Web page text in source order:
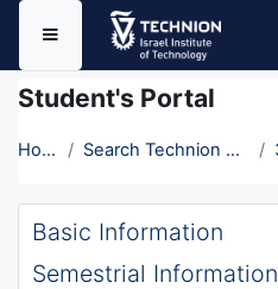
Skip to main content
Student's Portal
Home Search Technion Courses
Basic Information
Semestrial Information
Side panel